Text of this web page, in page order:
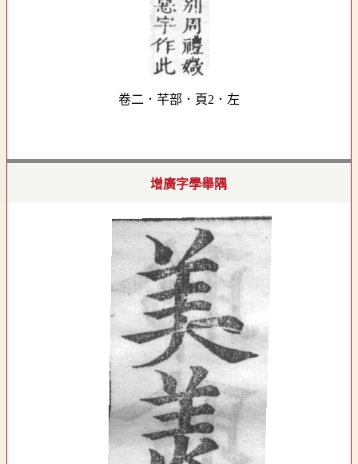
卷二．芊部．頁2．左
增廣字學舉隅